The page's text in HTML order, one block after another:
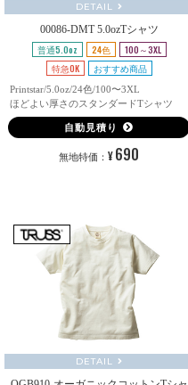
DETAIL
00086-DMT 5.0ozTシャツ
普通5.0oz 24色
100～3XL
特急OK
おすすめ商品
Printstar/5.0oz/24色/100〜3XL
ほどよい厚さのスタンダードTシャツ
自動見積り
無地特価：¥ 690
DETAIL